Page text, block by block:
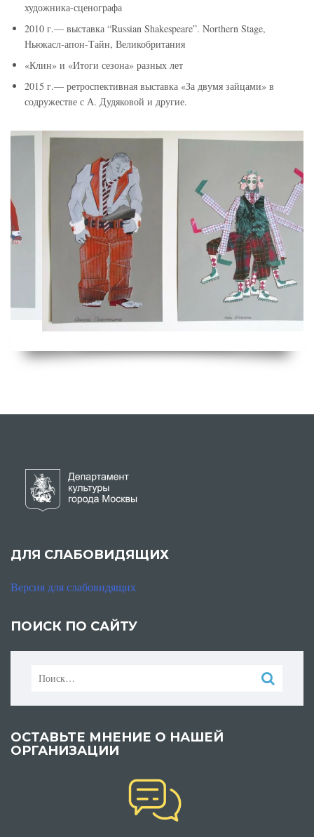
художника-сценографа
2010 г.— выставка “Russian Shakespeare”. Northern Stage,
Ньюкасл-апон-Тайн, Великобритания
«Клин» и «Итоги сезона» разных лет
2015 г.— ретроспективная выставка «За двумя зайцами» в
содружестве с А. Дудяковой и другие.
ДЛЯ СЛАБОВИДЯЩИХ
Версия для слабовидящих
ПОИСК ПО САЙТУ
Найти:
ОСТАВЬТЕ МНЕНИЕ О НАШЕЙ
ОРГАНИЗАЦИИ